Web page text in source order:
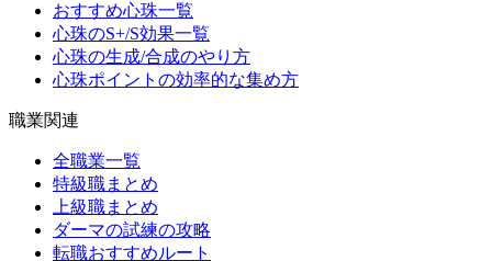
おすすめ心珠一覧
心珠のS+/S効果一覧
心珠の生成/合成のやり方
心珠ポイントの効率的な集め方
職業関連
全職業一覧
特級職まとめ
上級職まとめ
ダーマの試練の攻略
転職おすすめルート